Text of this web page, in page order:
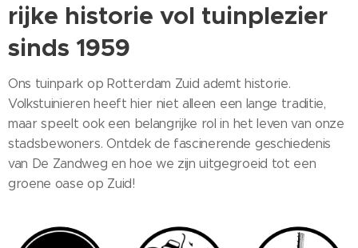
rijke historie vol tuinplezier
sinds 1959
Ons tuinpark op Rotterdam Zuid ademt historie.
Volkstuinieren heeft hier niet alleen een lange traditie,
maar speelt ook een belangrijke rol in het leven van onze
stadsbewoners. Ontdek de fascinerende geschiedenis
van De Zandweg en hoe we zijn uitgegroeid tot een
groene oase op Zuid!